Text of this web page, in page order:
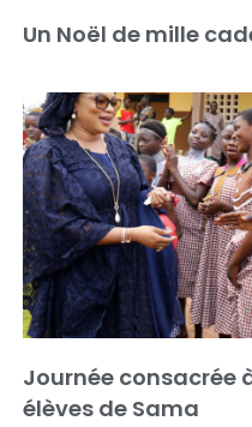
Un Noël de mille
Journée consacrée
élèves de Sama